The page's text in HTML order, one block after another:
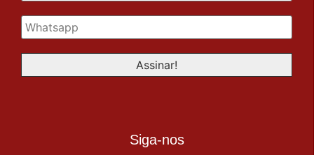
Siga-nos